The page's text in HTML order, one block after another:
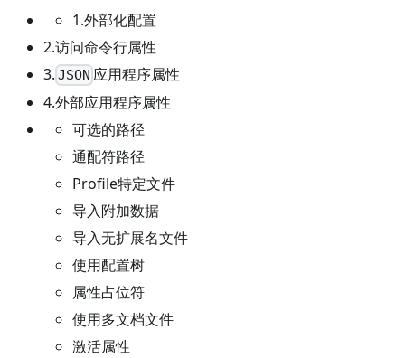
1.外部化配置
2.访问命令行属性
3. JSON 应用程序属性
4.外部应用程序属性
可选的路径
通配符路径
Profile特定文件
导入附加数据
导入无扩展名文件
使用配置树
属性占位符
使用多文档文件
激活属性